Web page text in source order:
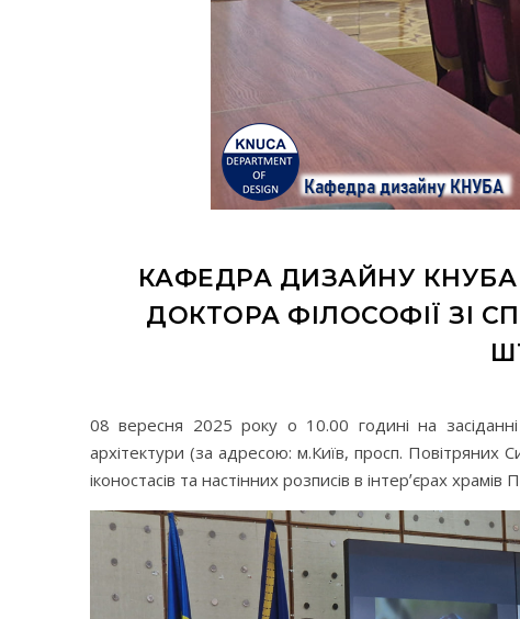
КАФЕДРА ДИЗАЙНУ КНУБА
ДОКТОРА ФІЛОСОФІЇ ЗІ
08 вересня 2025 року о 10.00 годині на
архітектури (за адресою: м.Київ, просп. Повітряних
іконостасів та настінних розписів в інтерʼєрах